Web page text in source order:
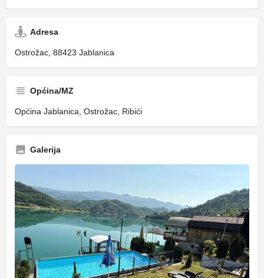
Adresa
Ostrožac, 88423 Jablanica
Općina/MZ
Općina Jablanica, Ostrožac, Ribići
Galerija